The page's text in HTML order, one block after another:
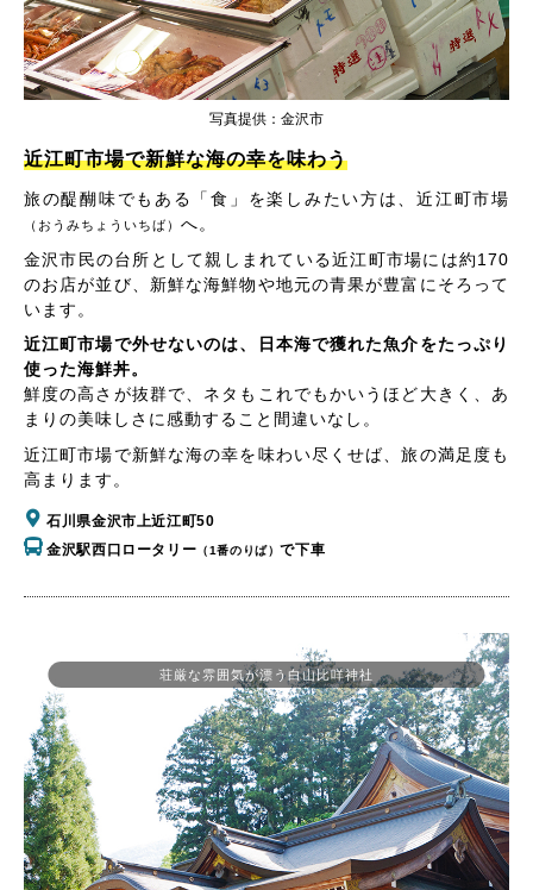
写真提供：金沢市
近江町市場で新鮮な海の幸を味わう
旅の醍醐味でもある「食」を楽しみたい方は、近江町市場
（おうみちょういちば） へ。
金沢市民の台所として親しまれている近江町市場には約170
のお店が並び、新鮮な海鮮物や地元の青果が豊富にそろって
います。
近江町市場で外せないのは、日本海で獲れた魚介をたっぷり
使った海鮮丼。
鮮度の高さが抜群で、ネタもこれでもかいうほど大きく、あ
まりの美味しさに感動すること間違いなし。
近江町市場で新鮮な海の幸を味わい尽くせば、旅の満足度も
高まります。
石川県金沢市上近江町50
金沢駅西口ロータリー （1番のりば）で下車
荘厳な雰囲気が漂う白山比咩神社